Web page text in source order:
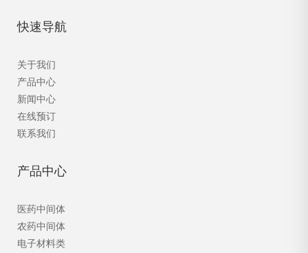
快速导航
关于我们
产品中心
新闻中心
在线预订
联系我们
产品中心
医药中间体
农药中间体
电子材料类